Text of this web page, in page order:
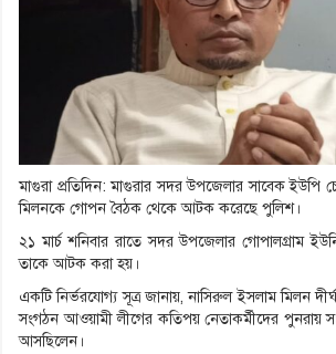
মাগুরা প্রতিদিন: মাগুরার সদর উপজেলার সাবেক ইউপি
মিলনকে গোপন বৈঠক থেকে আটক করেছে পুলিশ।
২১ মার্চ শনিবার রাতে সদর উপজেলার গোপালগ্রাম
তাকে আটক করা হয়।
একটি নির্ভরযোগ্য সূত্র জানায়, নাসিরুল ইসলাম মিলন
সংগঠন আওয়ামী লীগের কতিপয় নেতাকর্মীদের পুনরায়
আসছিলেন।